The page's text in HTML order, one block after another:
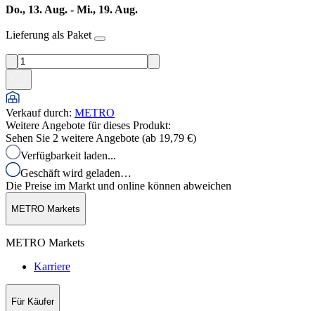
Do., 13. Aug. - Mi., 19. Aug.
Lieferung als Paket
Verkauf durch: METRO
Weitere Angebote für dieses Produkt:
Sehen Sie 2 weitere Angebote (ab 19,79 €)
Verfügbarkeit laden...
Geschäft wird geladen…
Die Preise im Markt und online können abweichen
METRO Markets
METRO Markets
Karriere
Für Käufer